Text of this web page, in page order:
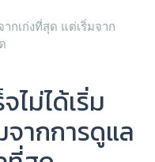
กเก่งที่สุด แต่เริ่มจาก
ไม่ได้เริ่ม
จากการดูแล